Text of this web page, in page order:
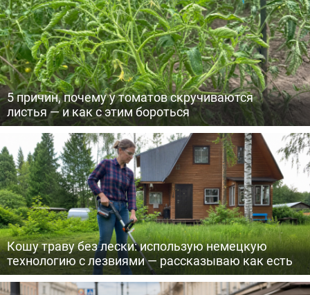
5 причин, почему у томатов скручиваются
листья — и как с этим бороться
Кошу траву без лески: использую немецкую
технологию с лезвиями — рассказываю как есть